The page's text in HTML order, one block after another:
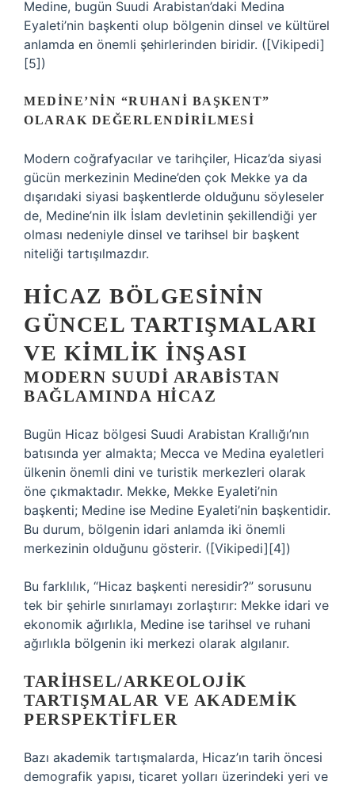
Medine, bugün Suudi Arabistan’daki Medina
Eyaleti’nin başkenti olup bölgenin dinsel ve kültürel
anlamda en önemli şehirlerinden biridir. ([Vikipedi]
[5])
MEDINE’NIN “RUHANI BAŞKENT”
OLARAK DEĞERLENDIRILMESI
Modern coğrafyacılar ve tarihçiler, Hicaz’da siyasi
gücün merkezinin Medine’den çok Mekke ya da
dışarıdaki siyasi başkentlerde olduğunu söyleseler
de, Medine’nin ilk İslam devletinin şekillendiği yer
olması nedeniyle dinsel ve tarihsel bir başkent
niteliği tartışılmazdır.
HICAZ BÖLGESININ
GÜNCEL TARTIŞMALARI
VE KIMLIK İNŞASI
MODERN SUUDI ARABISTAN
BAĞLAMINDA HICAZ
Bugün Hicaz bölgesi Suudi Arabistan Krallığı’nın
batısında yer almakta; Mecca ve Medina eyaletleri
ülkenin önemli dini ve turistik merkezleri olarak
öne çıkmaktadır. Mekke, Mekke Eyaleti’nin
başkenti; Medine ise Medine Eyaleti’nin başkentidir.
Bu durum, bölgenin idari anlamda iki önemli
merkezinin olduğunu gösterir. ([Vikipedi][4])
Bu farklılık, “Hicaz başkenti neresidir?” sorusunu
tek bir şehirle sınırlamayı zorlaştırır: Mekke idari ve
ekonomik ağırlıkla, Medine ise tarihsel ve ruhani
ağırlıkla bölgenin iki merkezi olarak algılanır.
TARIHSEL/ARKEOLOJIK
TARTIŞMALAR VE AKADEMIK
PERSPEKTIFLER
Bazı akademik tartışmalarda, Hicaz’ın tarih öncesi
demografik yapısı, ticaret yolları üzerindeki yeri ve